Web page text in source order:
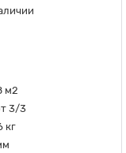
м2
3/3
кг